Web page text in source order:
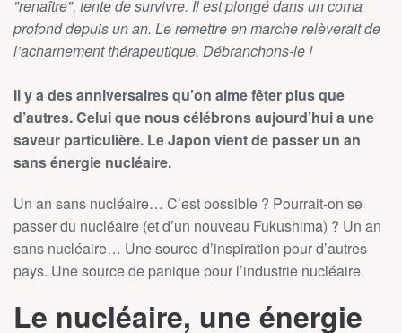
"renaître", tente de survivre. Il est plongé dans un coma
profond depuis un an. Le remettre en marche relèverait de
l’acharnement thérapeutique. Débranchons-le !
Il y a des anniversaires qu’on aime fêter plus que
d’autres. Celui que nous célébrons aujourd’hui a une
saveur particulière. Le Japon vient de passer un an
sans énergie nucléaire.
Un an sans nucléaire… C’est possible ? Pourrait-on se
passer du nucléaire (et d’un nouveau Fukushima) ? Un an
sans nucléaire… Une source d’inspiration pour d’autres
pays. Une source de panique pour l’industrie nucléaire.
Le nucléaire, une énergie